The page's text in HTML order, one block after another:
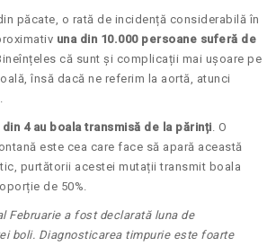
păcate, o rată de incidență considerabilă în
una din 10.000 persoane suferă de
că sunt și complicații mai ușoare pe
însă dacă ne referim la aortă, atunci
din 4 au boala transmisă de la părinți. O
este cea care face să apară această
purtătorii acestei mutații transmit boala
de 50%.
Februarie a fost declarată luna de
boli. Diagnosticarea timpurie este foarte